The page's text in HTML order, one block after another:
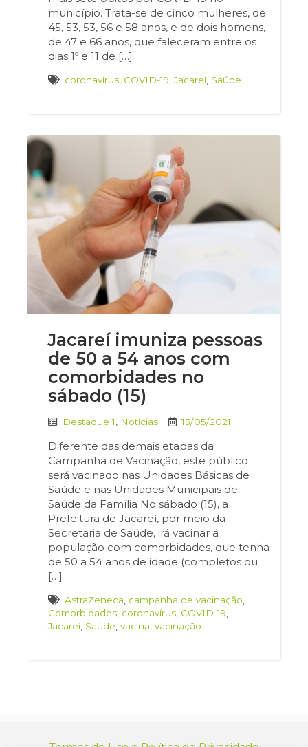
município. Trata-se de cinco mulheres, de
45, 53, 53, 56 e 58 anos, e de dois homens,
de 47 e 66 anos, que faleceram entre os
dias 1º e 11 de […]
coronavírus COVID-19 ,Jacareí, Saúde
Jacareí imuniza pessoas
de 50 a 54 anos com
comorbidades no
sábado (15)
Destaque 1 Notícias 13/05/2021
Diferente das demais etapas da
Campanha de Vacinação, este público
será vacinado nas Unidades Básicas de
Saúde e nas Unidades Municipais de
Saúde da Família No sábado (15), a
Prefeitura de Jacareí, por meio da
Secretaria de Saúde, irá vacinar a
população com comorbidades, que tenha
de 50 a 54 anos de idade (completos ou
[…]
AstraZeneca campanha de vacinação
Comorbidades coronavírus COVID-19
Jacareí, Saúde vacina vacinação